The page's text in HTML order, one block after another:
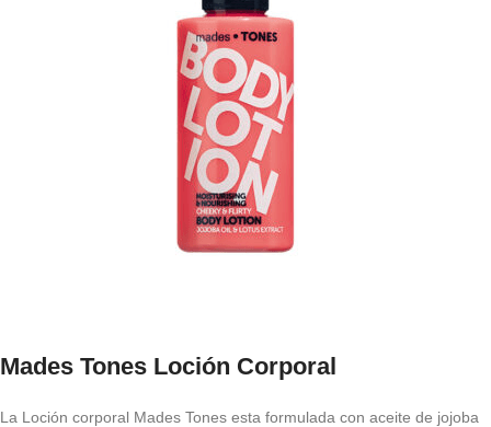
Mades Tones Loción Corporal
La Loción corporal Mades Tones esta formulada con aceite de jojoba